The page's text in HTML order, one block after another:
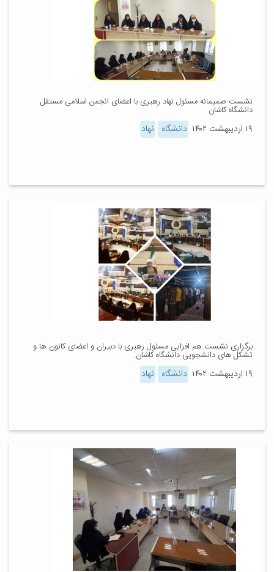
نشست صمیمانه مسئول نهاد رهبری با اعضای انجمن اسلامی مستقل
دانشگاه کاشان
۱۹ اردیبهشت ۱۴۰۲ دانشگاه نهاد
برگزاری نشست هم افزایی مسئول رهبری با دبیران و اعضای کانون ها و
تشکل های دانشجویی دانشگاه کاشان.
۱۹ اردیبهشت ۱۴۰۲ دانشگاه نهاد